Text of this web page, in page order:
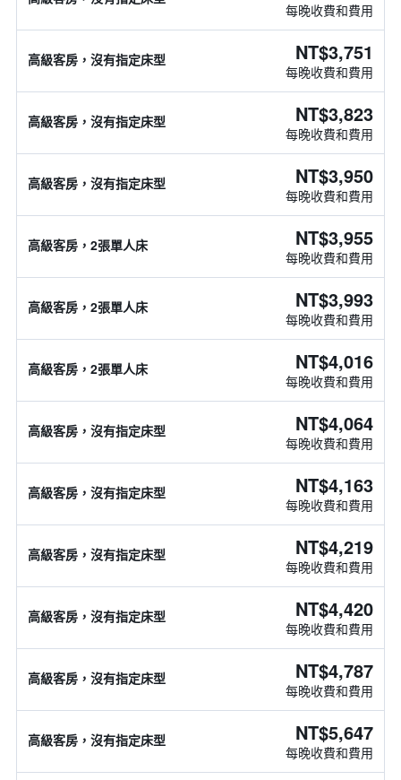
每晚收費和費用
高級客房，沒有指定床型 NT$3,751
每晚收費和費用
高級客房，沒有指定床型 NT$3,823
每晚收費和費用
高級客房，沒有指定床型 NT$3,950
每晚收費和費用
高級客房，2張單人床 NT$3,955
每晚收費和費用
高級客房，2張單人床 NT$3,993
每晚收費和費用
高級客房，2張單人床 NT$4,016
每晚收費和費用
高級客房，沒有指定床型 NT$4,064
每晚收費和費用
高級客房，沒有指定床型 NT$4,163
每晚收費和費用
高級客房，沒有指定床型 NT$4,219
每晚收費和費用
高級客房，沒有指定床型 NT$4,420
每晚收費和費用
高級客房，沒有指定床型 NT$4,787
每晚收費和費用
高級客房，沒有指定床型 NT$5,647
每晚收費和費用